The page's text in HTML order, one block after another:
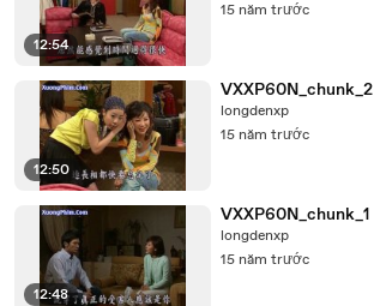
12:54
15 năm trước
12:50
VXXP60N_chunk_2
longdenxp
15 năm trước
12:48
VXXP60N_chunk_1
longdenxp
15 năm trước